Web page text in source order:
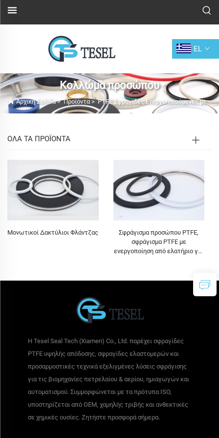
EL
Κολλώμα προσώπου
Αρχική Σελίδα>Προϊόντα>PTFE Σφραγίδες Ενεργοποιούμενες με Ελατήριο
ΟΛΑ ΤΑ ΠΡΟΪΟΝΤΑ
Μονωτικοί Δακτύλιοι Φλάντζας
Σφράγισμα προσώπου PTFE,
σφράγισμα PTFE με
ενεργοποίηση από ελατήριο για
Η Tesel Seal Tech (Xiamen) Co., Ltd. παρέχει σφραγίδες
PTFE υψηλής απόδοσης, σφραγίδες ελαστομερών και
προσαρμοστικές τεχνικά εξελιγμένες λύσεις σφράγισης
για τις βιομηχανίες πετρελαίου & αερίου, ημιαγωγών και
αυτοματισμού. Συμμορφώνεται με τα πρότυπα ISO,
υποστηρίζεται από OEM, χαμηλής τριβής και ανθεκτικές
σε χημικές ουσίες. Ζητήστε προσφορά σήμερα.